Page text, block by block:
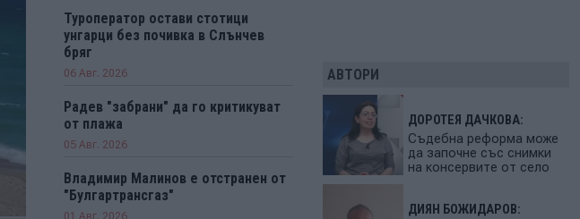
Туроператор остави стотици
унгарци без почивка в Слънчев
бряг
06 Авг. 2026
Радев "забрани" да го критикуват
от плажа
05 Авг. 2026
Владимир Малинов е отстранен от
"Булгартрансгаз"
01 Авг. 2026
АВТОРИ
ДОРОТЕЯ ДАЧКОВА:
Съдебна реформа може
да започне със снимки
на консервите от село
ДИЯН БОЖИДАРОВ: